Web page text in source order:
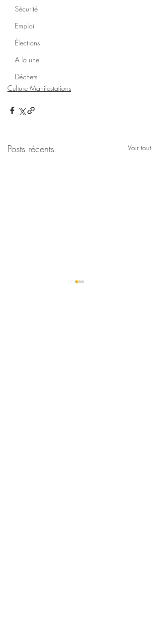
Sécurité
Emploi
Élections
A la une
Déchets
Culture Manifestations
Posts récents Voir tout